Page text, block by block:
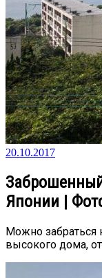
20.10.2017
Японии |
Можно забраться
высокого дома,